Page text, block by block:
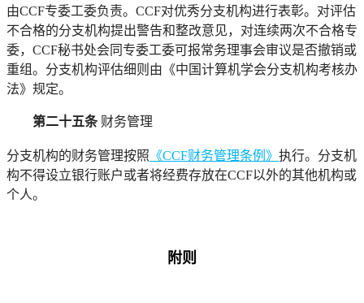
由CCF专委工委负责。CCF对优秀分支机构进行表彰。对评估
不合格的分支机构提出警告和整改意见，对连续两次不合格专
委，CCF秘书处会同专委工委可报常务理事会审议是否撤销或
重组。分支机构评估细则由《中国计算机学会分支机构考核办
法》规定。
第二十五条 财务管理
分支机构的财务管理按照 《CCF财务管理条例》 执行。分支机
构不得设立银行账户或者将经费存放在CCF以外的其他机构或
个人。
附则